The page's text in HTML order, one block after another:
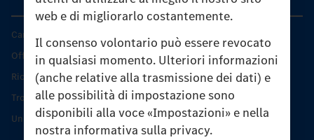
web e di migliorarlo costantemente.
Il consenso volontario può essere revocato
in qualsiasi momento. Ulteriori informazioni
(anche relative alla trasmissione dei dati) e
alle possibilità di impostazione sono
disponibili alla voce «Impostazioni» e nella
nostra informativa sulla privacy.
Caratteristiche di prodotto
Offerta di servizio Unimog
Ricambi originali
Trovare un partner
Unimog Service Days